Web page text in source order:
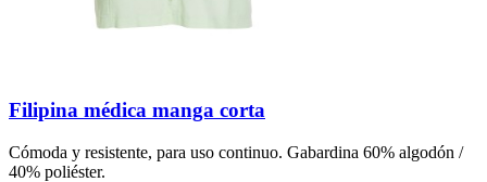
Filipina médica manga corta
Cómoda y resistente, para uso continuo. Gabardina 60% algodón /
40% poliéster.